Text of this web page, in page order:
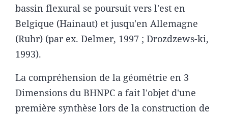
bassin flexural se poursuit vers l'est en
Belgique (Hainaut) et jusqu'en Allemagne
(Ruhr) (par ex. Delmer, 1997 ; Drozdzews-ki,
1993).
La compréhension de la géométrie en 3
Dimensions du BHNPC a fait l'objet d'une
première synthèse lors de la construction de